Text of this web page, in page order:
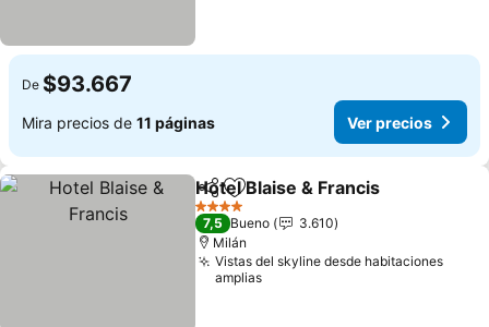
De $93.667
Mira precios de 11 páginas Ver precios
CompartirAgregar a favoritos
Hotel Blaise & Francis
4 Estrellas
7,5 Bueno
3.610
Milán
Vistas del skyline desde habitaciones
amplias